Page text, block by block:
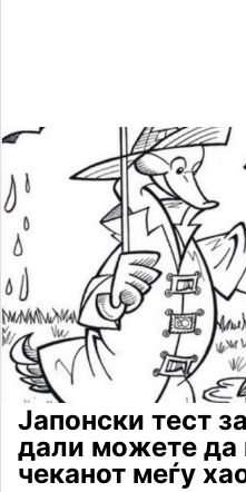
Јапонски тест
дали можете да
чеканот меѓу